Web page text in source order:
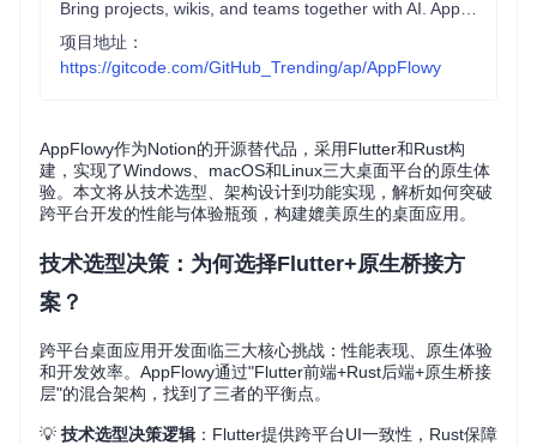
项目地址：
https://gitcode.com/GitHub_Trending/ap/AppFlowy
AppFlowy作为Notion的开源替代品，采用Flutter和Rust构
建，实现了Windows、macOS和Linux三大桌面平台的原生体
验。本文将从技术选型、架构设计到功能实现，解析如何突破
跨平台开发的性能与体验瓶颈，构建媲美原生的桌面应用。
技术选型决策：为何选择Flutter+原生桥接方
案？
跨平台桌面应用开发面临三大核心挑战：性能表现、原生体验
和开发效率。AppFlowy通过"Flutter前端+Rust后端+原生桥接
层"的混合架构，找到了三者的平衡点。
💡 技术选型决策逻辑 ：Flutter提供跨平台UI一致性，Rust保障